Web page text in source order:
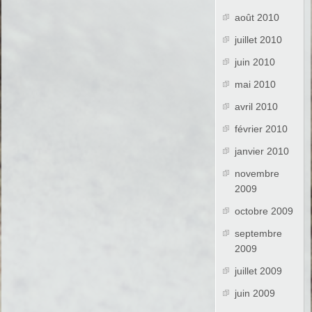
août 2010
juillet 2010
juin 2010
mai 2010
avril 2010
février 2010
janvier 2010
novembre
2009
octobre 2009
septembre
2009
juillet 2009
juin 2009